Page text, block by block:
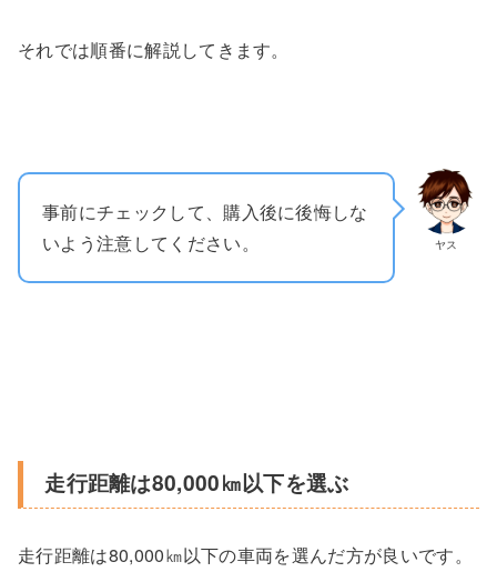
それでは順番に解説してきます。
ヤス
事前にチェックして、購入後に後悔しな
いよう注意してください。
走行距離は80,000㎞以下を選ぶ
走行距離は80,000㎞以下の車両を選んだ方が良いです。